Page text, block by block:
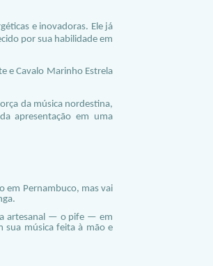
e inovadoras. Ele já
por sua habilidade em
e Cavalo Marinho Estrela
da música nordestina,
apresentação em uma
em Pernambuco, mas vai
artesanal — o pife — em
sua música feita à mão e